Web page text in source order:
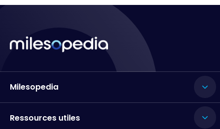
Milesopedia
Ressources utiles